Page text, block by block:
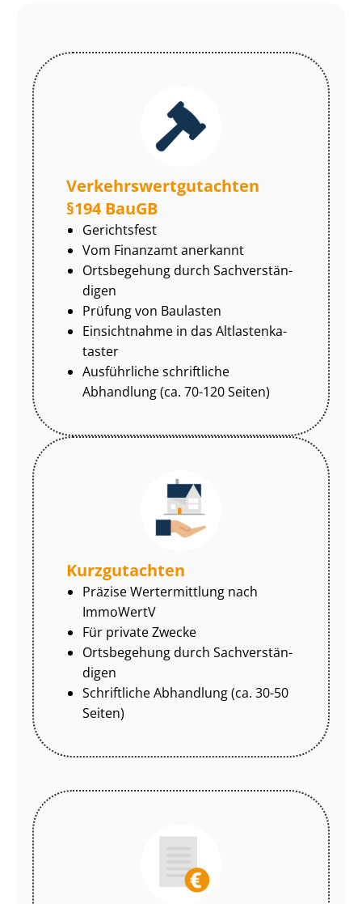
Ver­kehrs­wert­gut­ach­ten
§194 BauGB
Gerichtsfest
Vom Finanzamt anerkannt
Ortsbegehung durch Sach­ver­stän­
di­gen
Prüfung von Baulasten
Einsichtnahme in das Alt­las­ten­ka­
tas­ter
Ausführliche schriftliche
Abhandlung (ca. 70-120 Seiten)
Kurzgutachten
Präzise Wertermittlung nach
ImmoWertV
Für private Zwecke
Ortsbegehung durch Sach­ver­stän­
di­gen
Schriftliche Abhandlung (ca. 30-50
Seiten)